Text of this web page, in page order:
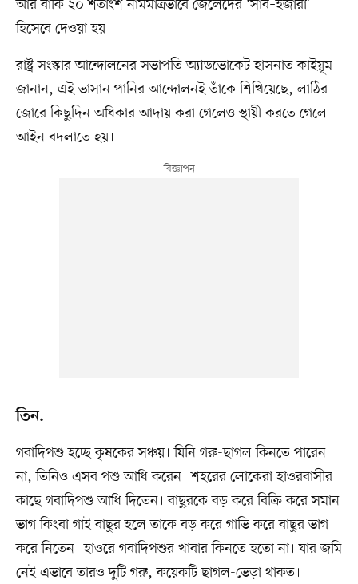
আর বাকি ২০ শতাংশ নামমাত্রভাবে জেলেদের ‘সাব–ইজারা’
হিসেবে দেওয়া হয়।
রাষ্ট্র সংস্কার আন্দোলনের সভাপতি অ্যাডভোকেট হাসনাত কাইয়ূম
জানান, এই ভাসান পানির আন্দোলনই তাঁকে শিখিয়েছে, লাঠির
জোরে কিছুদিন অধিকার আদায় করা গেলেও স্থায়ী করতে গেলে
আইন বদলাতে হয়।
তিন.
গবাদিপশু হচ্ছে কৃষকের সঞ্চয়। যিনি গরু-ছাগল কিনতে পারেন
না, তিনিও এসব পশু আধি করেন। শহরের লোকেরা হাওরবাসীর
কাছে গবাদিপশু আধি দিতেন। বাছুরকে বড় করে বিক্রি করে সমান
ভাগ কিংবা গাই বাছুর হলে তাকে বড় করে গাভি করে বাছুর ভাগ
করে নিতেন। হাওরে গবাদিপশুর খাবার কিনতে হতো না। যার জমি
নেই এভাবে তারও দুটি গরু, কয়েকটি ছাগল-ভেড়া থাকত।